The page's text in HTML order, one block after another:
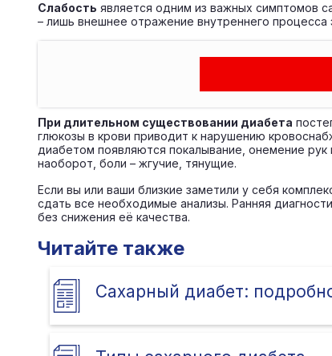
Слабость является одним из важных симптомов
– лишь внешнее отражение внутреннего процесса
При длительном существовании диабета
глюкозы в крови приводит к нарушению
диабетом появляются покалывание, онемение рук
наоборот, боли – жгучие, тянущие.
Если вы или ваши близкие заметили у себя
сдать все необходимые анализы. Ранняя
без снижения её качества.
Читайте также
Сахарный диабет: